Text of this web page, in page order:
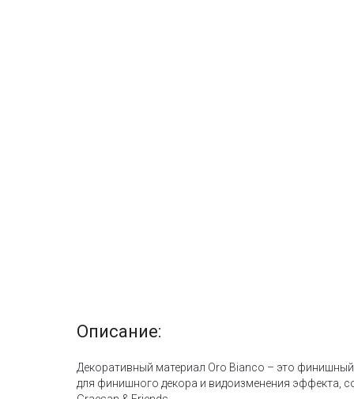
Описание:
Декоративный материал Oro Bianco – это
для финишного декора и видоизменения эффекта,